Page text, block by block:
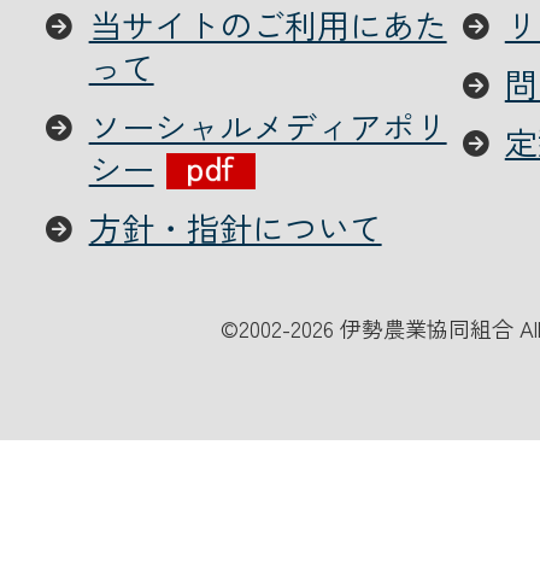
当サイトのご利用にあた
って
ソーシャルメディアポリ
シー
方針・指針について
©2002-2026 伊勢農業協同組合